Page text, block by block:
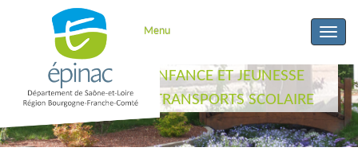
Toggle
Menu
ACCUEIL
ENFANCE ET JEUNESSE
L’ÉCOLE
TRANSPORTS SCOLAIRE